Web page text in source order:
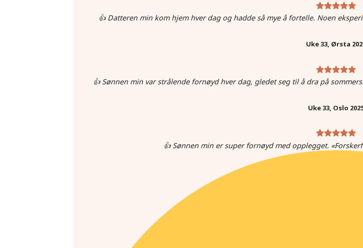
👍 Datteren min kom hjem hver dag og hadde så mye å fortelle. Noen
Uke 33, Ørsta
👍 Sønnen min var strålende fornøyd hver dag, gledet seg til å dra på
Uke 33, Oslo
👍 Sønnen min er super fornøyd med opplegget.